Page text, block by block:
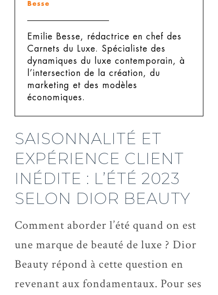
Besse
Emilie Besse, rédactrice en chef des
Carnets du Luxe.
Spécialiste des
dynamiques du luxe contemporain, à
l’intersection de la création, du
marketing et des modèles
économiques.
SAISONNALITÉ ET
EXPÉRIENCE CLIENT
INÉDITE : L’ÉTÉ 2023
SELON DIOR BEAUTY
Comment aborder l’été quand on est
une marque de beauté de luxe ? Dior
Beauty répond à cette question en
revenant aux fondamentaux. Pour ses